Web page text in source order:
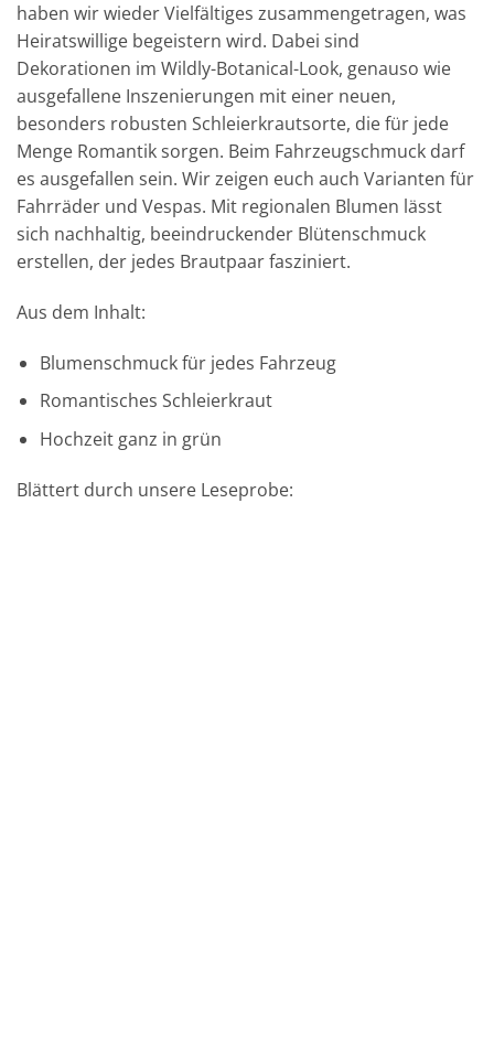
haben wir wieder Vielfältiges zusammengetragen, was
Heiratswillige begeistern wird. Dabei sind
Dekorationen im Wildly-Botanical-Look, genauso wie
ausgefallene Inszenierungen mit einer neuen,
besonders robusten Schleierkrautsorte, die für jede
Menge Romantik sorgen. Beim Fahrzeugschmuck darf
es ausgefallen sein. Wir zeigen euch auch Varianten für
Fahrräder und Vespas. Mit regionalen Blumen lässt
sich nachhaltig, beeindruckender Blütenschmuck
erstellen, der jedes Brautpaar fasziniert.
Aus dem Inhalt:
Blumenschmuck für jedes Fahrzeug
Romantisches Schleierkraut
Hochzeit ganz in grün
Blättert durch unsere Leseprobe: